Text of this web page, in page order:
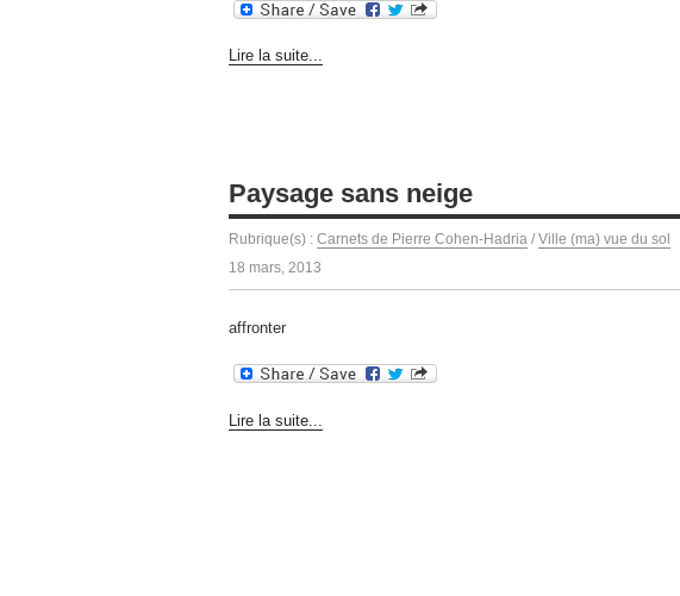
Lire la suite...
Paysage sans neige
Rubrique(s) : Carnets de Pierre Cohen-Hadria / Ville (ma) vue du sol
18 mars, 2013
affronter
Lire la suite...